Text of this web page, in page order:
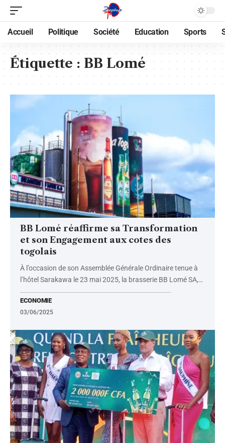
Accueil Politique Société Education Sports
Étiquette : BB Lomé
BB Lomé réaffirme sa Transformation
et son Engagement aux cotes des
togolais
À l’occasion de son Assemblée Générale Ordinaire tenue à
l’hôtel Sarakawa le 23 mai 2025, la brasserie BB Lomé SA,…
ECONOMIE
03/06/2025